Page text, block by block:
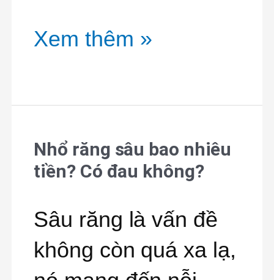
Răng
Nhất
2022
Xem thêm »
Nhổ răng sâu bao nhiêu
tiền? Có đau không?
Sâu răng là vấn đề
không còn quá xa lạ,
Nhổ
răng
sâu
bao
nhiêu